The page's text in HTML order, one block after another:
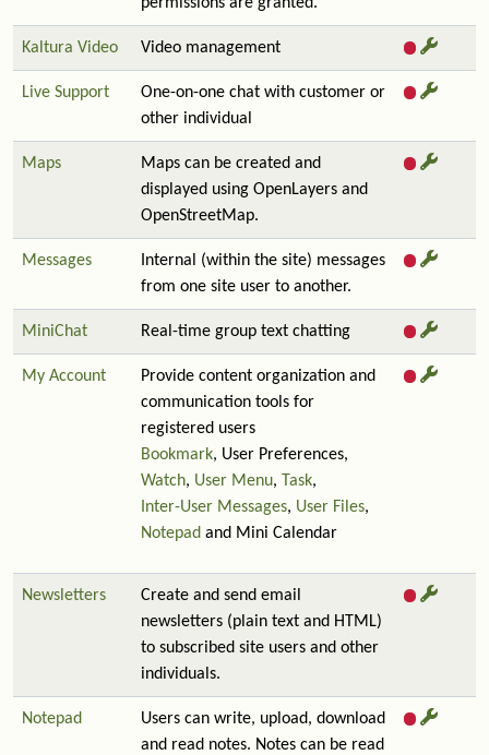
Kaltura Video Video management
Live Support
One-on-one chat with customer or
other individual
Maps
Maps can be created and
displayed using OpenLayers and
OpenStreetMap.
Messages
Internal (within the site) messages
from one site user to another.
MiniChat Real-time group text chatting
My Account
Provide content organization and
communication tools for
registered users
Bookmark, User Preferences,
Watch, User Menu, Task,
Inter-User Messages, User Files,
Notepad and Mini Calendar
Newsletters
Create and send email
newsletters (plain text and HTML)
to subscribed site users and other
individuals.
Notepad
Users can write, upload, download
and read notes. Notes can be read